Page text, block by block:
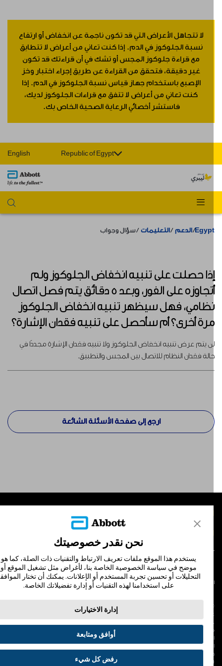
لا تتجاهل الأعراض التي قد تكون ناجمة عن انخفاض أو ارتفاع
نسبة الجلوكوز في الدم. إذا كنت تعاني من أعراض لا تتطابق
مع قراءة جلوكوز المجس أو تشك في أن قراءتك قد تكون
غير دقيقة، فتحقق من القراءة عن طريق إجراء اختبار وخز
الإصبع باستخدام جهاز قياس نسبة الجلوكوز في الدم. إذا
كنت تعاني من أعراض لا تتفق مع قراءات الجلوكوز لديك،
فاستشر أخصائي الرعاية الصحية الخاص بك.
Republic of Egypt
English
الدعم التعليمات سؤال وجواب
حصلت على تنبيه انخفاض الجلوكوز ولم
أتجاوزه على الفور، وبعد 5 دقائق يتم فصل اتصال
فهل سيظهر تنبيه انخفاض الجلوكوز
أخرى؟ أم سأحصل على تنبيه فقدان الإشارة؟
يتم عرض تنبيه انخفاض الجلوكوز ولا تنبيه فقدان الإشارة مجددًا في
فقدان النظام للاتصال بين المجس والتطبيق.
ارجع إلى صفحة الأسئلة الشائعة
والأحكام سياسة الخصوصية
المجس، فري ستايل، وليبري، والعلامات التجارية ذات الصلة هي علامات لشركة أبوت
لا يجوز استخدام أي علامة تجارية أو الاسم التجاري أو المظهر التجاري لأبوت في هذا الموقع
دون الحصول على إذن كتابي مسبق من أبوت، إلا لتحديد منتج أو خدمات الشركة. هذا
والمعلومات التي تحتويه مقصودة لسكان دولة جمهورية مصر العربية فقط. إن
والبيانات الواردة صورية لأغراض توضيحية فقط. ولا تمثل مريضًا حقيقيًا أو بيانات
ADC-53188-
نحن نقدر خصوصيتك
يستخدم هذا الموقع ملفات تعريف الارتباط والتقنيات ذات الصلة، كما هو
موضح في سياسة الخصوصية الخاصة بنا، لأغراض مثل تشغيل الموقع أو
التحليلات أو تحسين تجربة المستخدم أو الإعلانات. يمكنك أن تختار الموافقة
على استخدامنا لهذه التقنيات أو إدارة تفضيلاتك الخاصة.
إدارة الاختيارات
أوافق ومتابعة
رفض كل شيء